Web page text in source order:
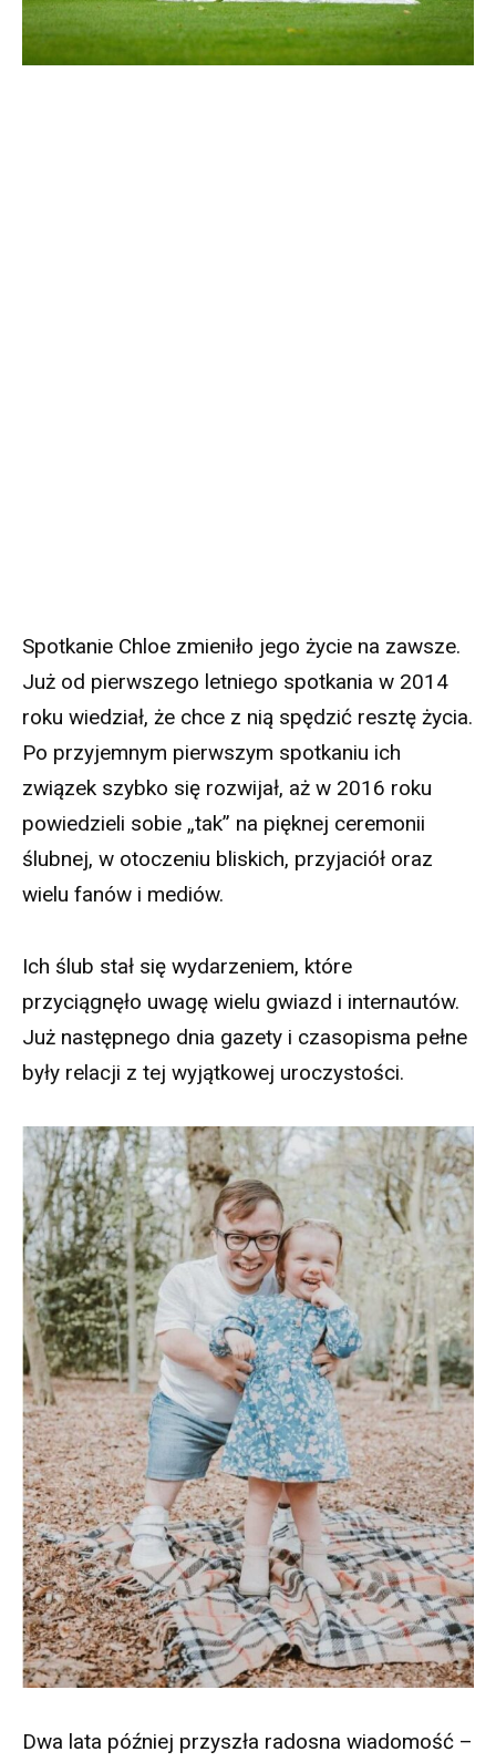
Spotkanie Chloe zmieniło jego życie na zawsze.
Już od pierwszego letniego spotkania w 2014
roku wiedział, że chce z nią spędzić resztę życia.
Po przyjemnym pierwszym spotkaniu ich
związek szybko się rozwijał, aż w 2016 roku
powiedzieli sobie „tak” na pięknej ceremonii
ślubnej, w otoczeniu bliskich, przyjaciół oraz
wielu fanów i mediów.
Ich ślub stał się wydarzeniem, które
przyciągnęło uwagę wielu gwiazd i internautów.
Już następnego dnia gazety i czasopisma pełne
były relacji z tej wyjątkowej uroczystości.
Dwa lata później przyszła radosna wiadomość –